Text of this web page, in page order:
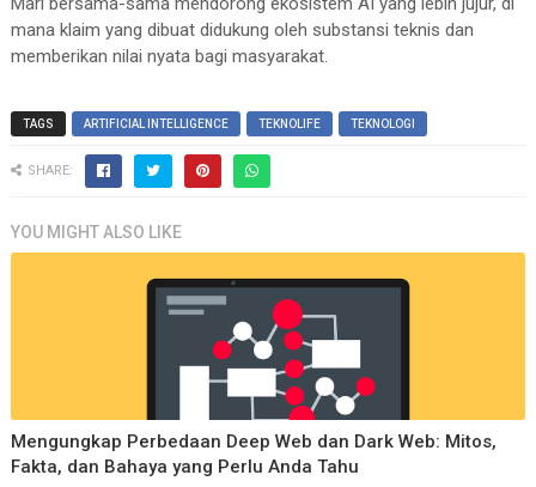
mana klaim yang dibuat didukung oleh substansi teknis dan
memberikan nilai nyata bagi masyarakat.
TAGS ARTIFICIAL INTELLIGENCE TEKNOLIFE TEKNOLOGI
SHARE:
YOU MIGHT ALSO LIKE
Mengungkap Perbedaan Deep Web dan Dark Web: Mitos,
Fakta, dan Bahaya yang Perlu Anda Tahu